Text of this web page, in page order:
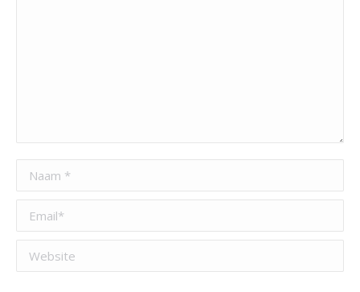
Naam *
Email *
Website